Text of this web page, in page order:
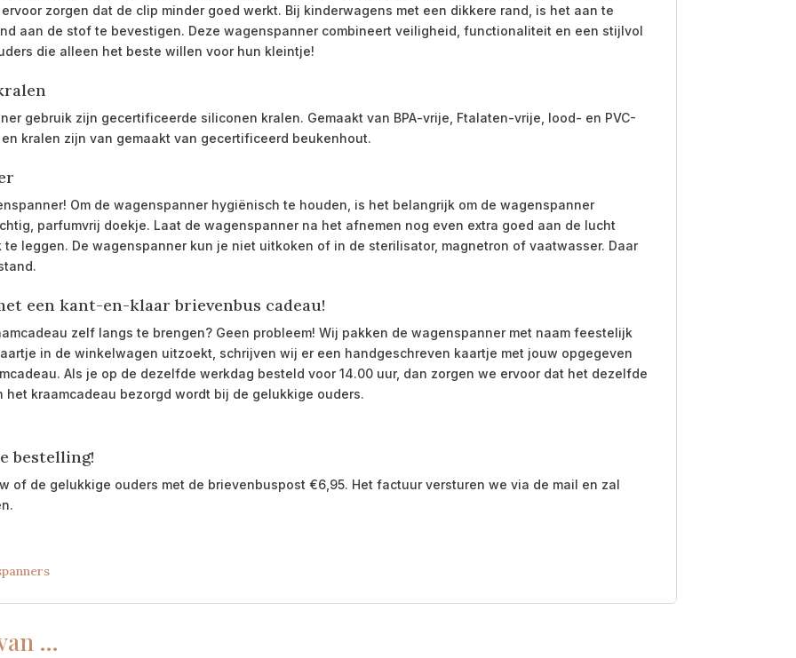
zorgen dat de clip minder goed werkt. Bij kinderwagens met een dikkere rand, is het aan te
aan de stof te bevestigen. Deze wagenspanner combineert veiligheid, functionaliteit en een stijlvol
die alleen het beste willen voor hun kleintje!
gebruik zijn gecertificeerde siliconen kralen. Gemaakt van BPA-vrije, Ftalaten-vrije, lood- en PVC-
kralen zijn van gemaakt van gecertificeerd beukenhout.
Om de wagenspanner hygiënisch te houden, is het belangrijk om de wagenspanner
parfumvrij doekje. Laat de wagenspanner na het afnemen nog even extra goed aan de lucht
leggen. De wagenspanner kun je niet uitkoken of in de sterilisator, magnetron of vaatwasser. Daar
een kant-en-klaar brievenbus cadeau!
zelf langs te brengen? Geen probleem! Wij pakken de wagenspanner met naam feestelijk
in de winkelwagen uitzoekt, schrijven wij er een handgeschreven kaartje met jouw opgegeven
Als je op de dezelfde werkdag besteld voor 14.00 uur, dan zorgen we ervoor dat het dezelfde
kraamcadeau bezorgd wordt bij de gelukkige ouders.
bestelling!
of de gelukkige ouders met de brievenbuspost €6,95. Het factuur versturen we via de mail en zal
…